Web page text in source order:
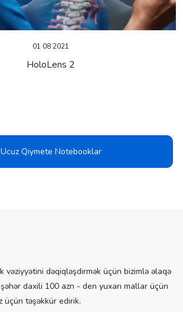
01 08 2021
HoloLens 2
Ucuz Qiymete Notebooklar
vəziyyətini dəqiqləşdirmək üçün bizimlə əlaqə
şəhər daxili 100 azn - den yuxarı mallar üçün
üçün təşəkkür edirik.